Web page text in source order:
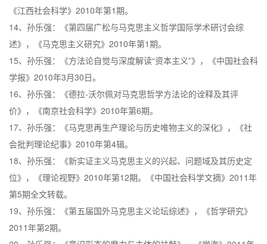
《江西社会科学》2010年第1期。
14、孙乐强：《第四届广松与马克思主义哲学国际学术研讨会综
述》，《马克思主义研究》2010年第1期。
15、孙乐强：《方法论自觉与深度解读“资本主义”》，《中国社会科
学报》2010年3月30日。
16、孙乐强：《德拉-沃尔佩对马克思哲学方法论的诠释及其评
价》，《南京社会科学》2010年第6期。
17、孙乐强：《马克思再生产理论与历史唯物主义的深化》，《社
会批判理论纪事》2010年第4辑。
18、孙乐强：《新实证主义马克思主义的兴起、问题域及其历史定
位》，《理论视野》2010年第12期。《中国社会科学文摘》2011年
第5期全文转载。
19、孙乐强：《第五届国外马克思主义论坛综述》，《哲学研究》
2011年第2期。